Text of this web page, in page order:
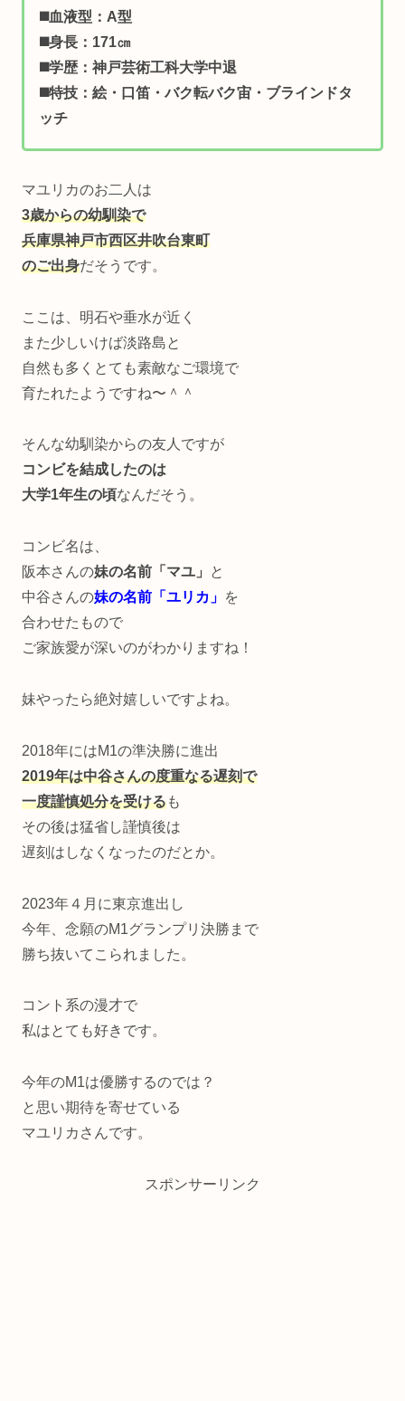
◼️血液型：A型
◼️身長：171㎝
◼️学歴：神戸芸術工科大学中退
◼️特技：絵・口笛・バク転バク宙・ブラインドタ
ッチ
マユリカのお二人は
3歳からの幼馴染で
兵庫県神戸市西区井吹台東町
のご出身だそうです。
ここは、明石や垂水が近く
また少しいけば淡路島と
自然も多くとても素敵なご環境で
育たれたようですね〜＾＾
そんな幼馴染からの友人ですが
コンビを結成したのは
大学1年生の頃なんだそう。
コンビ名は、
阪本さんの妹の名前「マユ」
と
中谷さんの妹の名前「ユリカ」 を
合わせたもので
ご家族愛が深いのがわかりますね！
妹やったら絶対嬉しいですよね。
2018年にはM1の準決勝に進出
2019年は中谷さんの度重なる遅刻で
一度謹慎処分を受けるも
その後は猛省し謹慎後は
遅刻はしなくなったのだとか。
2023年４月に東京進出し
今年、念願のM1グランプリ決勝まで
勝ち抜いてこられました。
コント系の漫才で
私はとても好きです。
今年のM1は優勝するのでは？
と思い期待を寄せている
マユリカさんです。
スポンサーリンク